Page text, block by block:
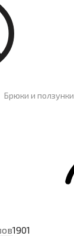
Брюки и ползунки
1901